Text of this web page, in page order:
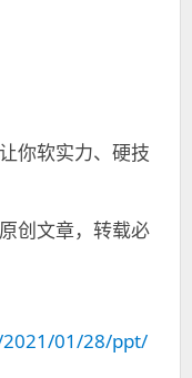
你软实力、硬技
原创文章，转载必
01/28/ppt/